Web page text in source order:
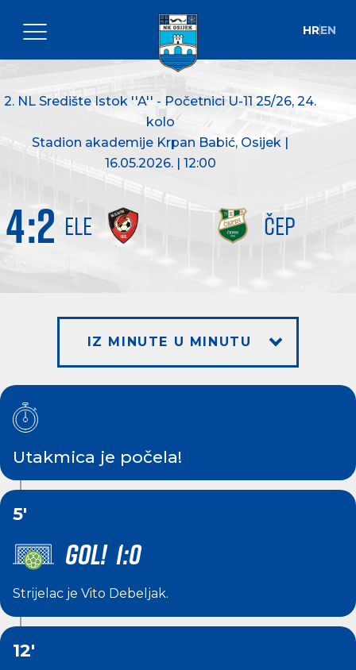
HREN
2. NL Središte Istok ''A'' - Početnici U-11 25/26, 24.
kolo
Stadion akademije Krpan Babić, Osijek |
16.05.2026. | 12:00
ELE ČEP
4:2
IZ MINUTE U MINUTU
Utakmica je počela!
5'
GOL! 1:0
Strijelac je Vito Debeljak.
12'